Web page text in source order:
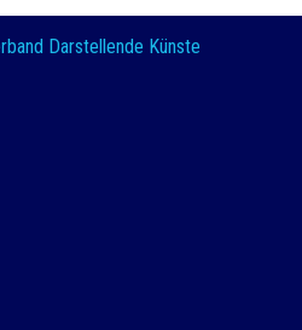
Darstellende Künste